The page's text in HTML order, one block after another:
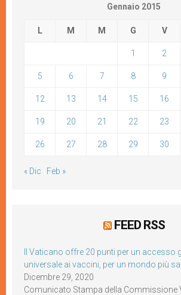
Gennaio 2015
L M M G V
1 2
5 6 7 8 9
12 13 14 15 16
19 20 21 22 23
26 27 28 29 30
« Dic Feb »
FEED RSS
Il Vaticano offre 20 punti per un accesso
universale ai vaccini, per un mondo più
Dicembre 29, 2020
Comunicato Stampa della Commissione